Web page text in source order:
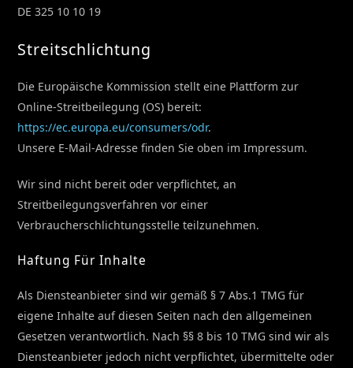
DE 325 10 10 19
Streitschlichtung
Die Europäische Kommission stellt eine Plattform zur
Online-Streitbeilegung (OS) bereit:
https://ec.europa.eu/consumers/odr.
Unsere E-Mail-Adresse finden Sie oben im Impressum.
Wir sind nicht bereit oder verpflichtet, an
Streitbeilegungsverfahren vor einer
Verbraucherschlichtungsstelle teilzunehmen.
Haftung Für Inhalte
Als Diensteanbieter sind wir gemäß § 7 Abs.1 TMG für
eigene Inhalte auf diesen Seiten nach den allgemeinen
Gesetzen verantwortlich. Nach §§ 8 bis 10 TMG sind wir als
Diensteanbieter jedoch nicht verpflichtet, übermittelte oder